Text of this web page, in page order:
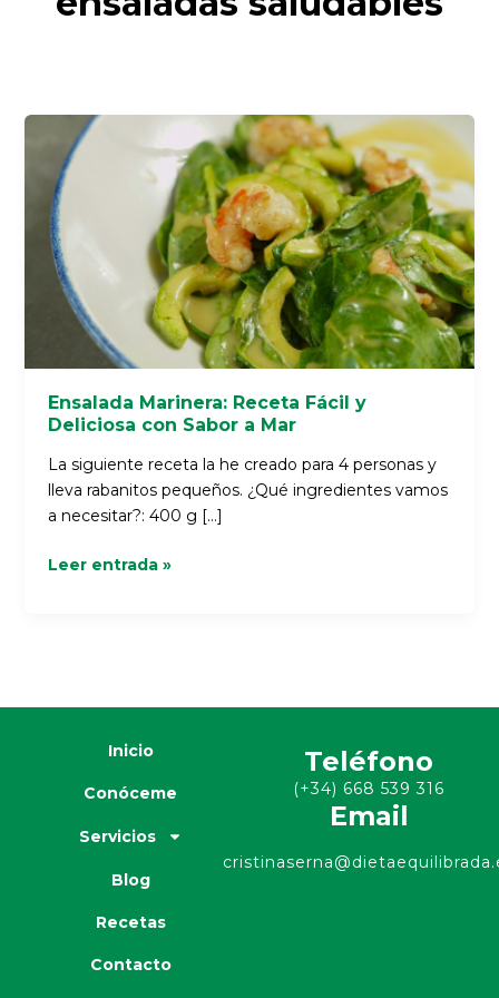
Ensalada Marinera: Receta Fácil y
Deliciosa con Sabor a Mar
La siguiente receta la he creado para 4 personas y
lleva rabanitos pequeños. ¿Qué ingredientes vamos
a necesitar?: 400 g […]
Ensalada
Marinera:
Receta
Fácil
y
Deliciosa
con
Sabor
Leer entrada »
Inicio
Conóceme
Servicios
Blog
Recetas
Contacto
Teléfono
(+34) 668 539 316
Email